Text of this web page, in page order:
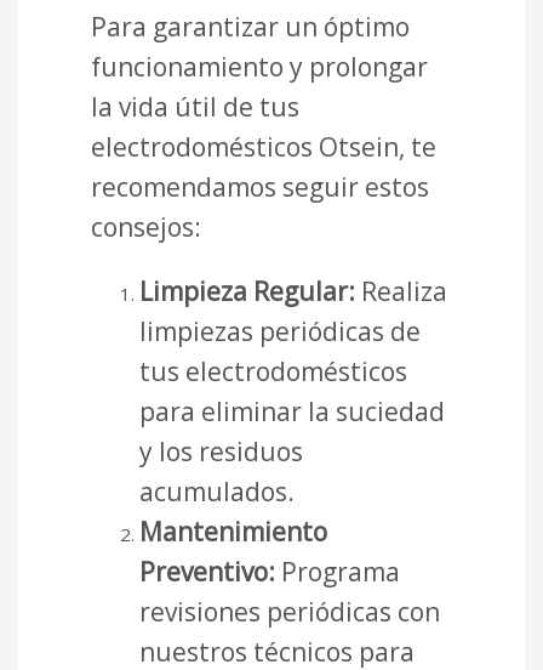
Para garantizar un óptimo
funcionamiento y prolongar
la vida útil de tus
electrodomésticos Otsein, te
recomendamos seguir estos
consejos:
Limpieza Regular: Realiza
limpiezas periódicas de
tus electrodomésticos
para eliminar la suciedad
y los residuos
acumulados.
Mantenimiento
Preventivo: Programa
revisiones periódicas con
nuestros técnicos para